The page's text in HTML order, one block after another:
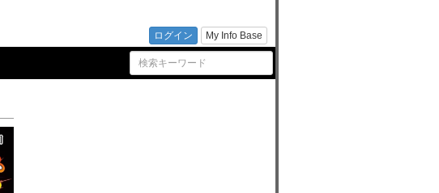
ログイン My Info Base